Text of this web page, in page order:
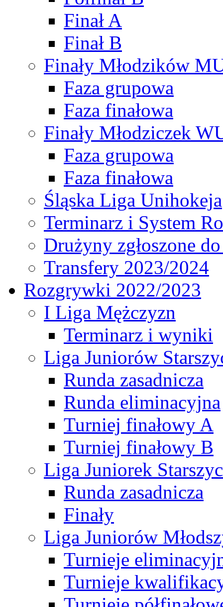
Finał A
Finał B
Finały Młodzików
Faza grupowa
Faza finałowa
Finały Młodziczek
Faza grupowa
Faza finałowa
Śląska Liga Unihokeja
Terminarz i System
Drużyny zgłoszone
Transfery 2023/2024
Rozgrywki 2022/2023
I Liga Mężczyzn
Terminarz i wyniki
Liga Juniorów
Runda zasadnicza
Runda eliminacyjna
Turniej finałowy A
Turniej finałowy B
Liga Juniorek
Runda zasadnicza
Finały
Liga Juniorów
Turnieje
Turnieje